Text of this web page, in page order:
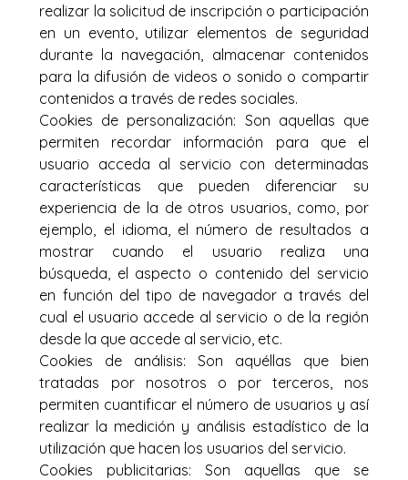
realizar la solicitud de inscripción o participación
en un evento, utilizar elementos de seguridad
durante la navegación, almacenar contenidos
para la difusión de videos o sonido o compartir
contenidos a través de redes sociales.
Cookies de personalización: Son aquellas que
permiten recordar información para que el
usuario acceda al servicio con determinadas
características que pueden diferenciar su
experiencia de la de otros usuarios, como, por
ejemplo, el idioma, el número de resultados a
mostrar cuando el usuario realiza una
búsqueda, el aspecto o contenido del servicio
en función del tipo de navegador a través del
cual el usuario accede al servicio o de la región
desde la que accede al servicio, etc.
Cookies de análisis: Son aquéllas que bien
tratadas por nosotros o por terceros, nos
permiten cuantificar el número de usuarios y así
realizar la medición y análisis estadístico de la
utilización que hacen los usuarios del servicio.
Cookies publicitarias: Son aquellas que se